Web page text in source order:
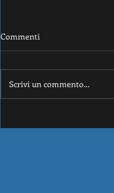
Commenti
Scrivi un commento...